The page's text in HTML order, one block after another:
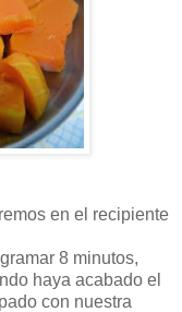
en el recipiente
8 minutos,
haya acabado el
con nuestra